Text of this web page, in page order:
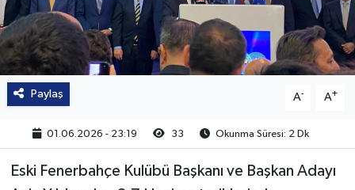
Paylaş A- A+
01.06.2026 - 23:19 33 Okunma Süresi: 2 Dk
Eski Fenerbahçe Kulübü Başkanı ve Başkan Adayı